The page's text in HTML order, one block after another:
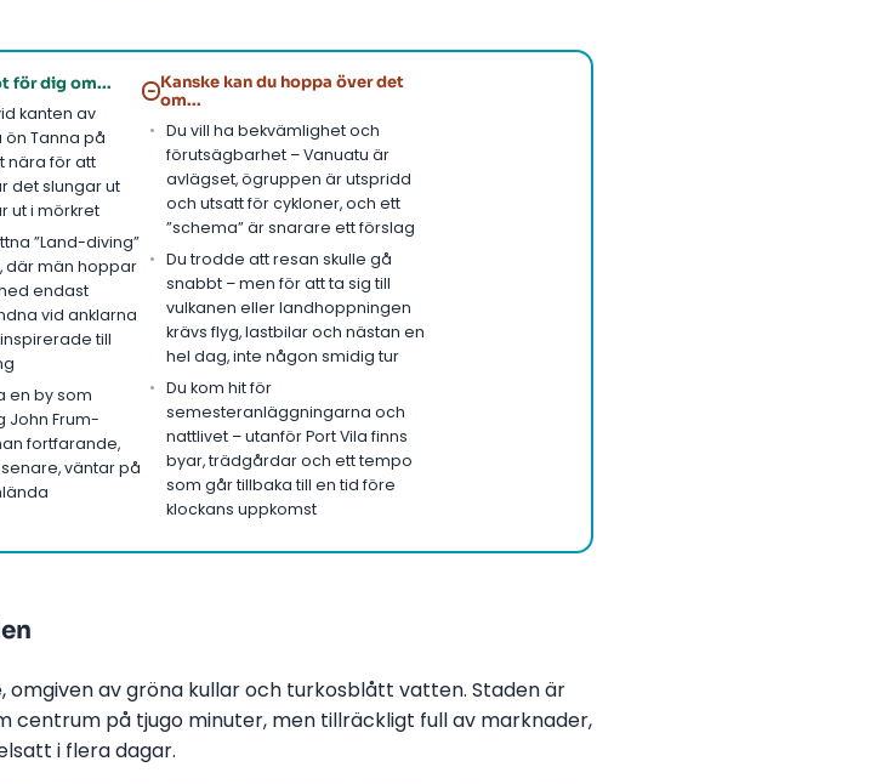
för dig om...
kanten av
Tanna på
nära för att
det slungar ut
ut i mörkret
”Land-diving”
där män hoppar
endast
vid anklarna
till
en by som
John Frum-
fortfarande,
väntar på
− Kanske kan du hoppa över det
om...
Du vill ha bekvämlighet och
förutsägbarhet – Vanuatu är
avlägset, ögruppen är utspridd
och utsatt för cykloner, och ett
”schema” är snarare ett förslag
Du trodde att resan skulle gå
snabbt – men för att ta sig till
vulkanen eller landhoppningen
krävs flyg, lastbilar och nästan en
hel dag, inte någon smidig tur
Du kom hit för
semesteranläggningarna och
nattlivet – utanför Port Vila finns
byar, trädgårdar och ett tempo
som går tillbaka till en tid före
klockans uppkomst
omgiven av gröna kullar och turkosblått vatten. Staden är
centrum på tjugo minuter, men tillräckligt full av marknader,
i flera dagar.